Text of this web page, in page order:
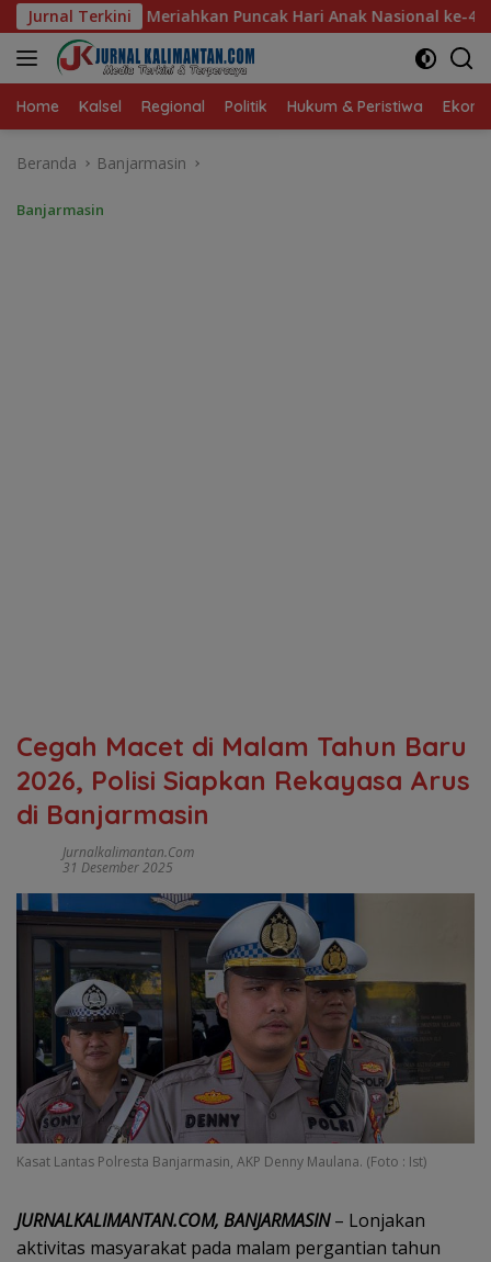
Langsung
ke
konten
Jurnal Terkini
Hari Anak Nasional ke-42 di Banjarmasin, Wali Kota Ajak
Home Kalsel Regional Politik Hukum & Peristiwa
Beranda Banjarmasin
Banjarmasin
Cegah Macet di Malam Tahun Baru
2026, Polisi Siapkan Rekayasa Arus
di Banjarmasin
Jurnalkalimantan.com
31 Desember 2025
Kasat Lantas Polresta Banjarmasin, AKP Denny Maulana. (Foto : Ist)
JURNALKALIMANTAN.COM, BANJARMASIN– Lonjakan
aktivitas masyarakat pada malam pergantian tahun